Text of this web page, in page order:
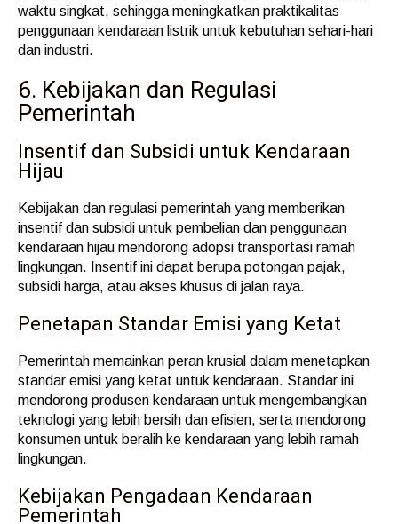
waktu singkat, sehingga meningkatkan praktikalitas
penggunaan kendaraan listrik untuk kebutuhan sehari-hari
dan industri.
6. Kebijakan dan Regulasi
Pemerintah
Insentif dan Subsidi untuk Kendaraan
Hijau
Kebijakan dan regulasi pemerintah yang memberikan
insentif dan subsidi untuk pembelian dan penggunaan
kendaraan hijau mendorong adopsi transportasi ramah
lingkungan. Insentif ini dapat berupa potongan pajak,
subsidi harga, atau akses khusus di jalan raya.
Penetapan Standar Emisi yang Ketat
Pemerintah memainkan peran krusial dalam menetapkan
standar emisi yang ketat untuk kendaraan. Standar ini
mendorong produsen kendaraan untuk mengembangkan
teknologi yang lebih bersih dan efisien, serta mendorong
konsumen untuk beralih ke kendaraan yang lebih ramah
lingkungan.
Kebijakan Pengadaan Kendaraan
Pemerintah